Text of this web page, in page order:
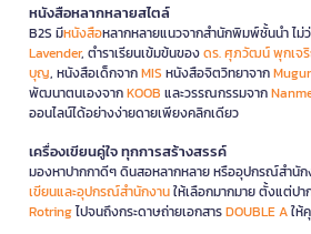
หนังสือหลากหลายสไตล์
B2S มีหนังสือหลากหลายแนวจากสำนักพิมพ์ชั้นนำ ไม่
Lavender, ตำราเรียนเข้มข้นของดร. ศุภวัฒน์ พุกเจ
บุญ, หนังสือเด็กจากMIS หนังสือจิตวิทยาจาก
พัฒนาตนเองจากKOOB และวรรณกรรมจาก
ออนไลน์ได้อย่างง่ายดายเพียงคลิกเดียว
เครื่องเขียนคู่ใจ ทุกการสร้างสรรค์
มองหาปากกาดีๆ ดินสอหลากหลาย หรืออุปกรณ์สำนัก
เขียนและอุปกรณ์สำนักงานให้เลือกมากมาย ตั้งแต่ป
Rotringไปจนถึงกระดาษถ่ายเอกสารDOUBLE Aให้